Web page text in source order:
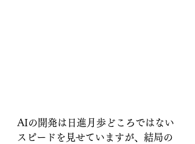
AIの開発は日進月歩どころではない
スピードを見せていますが、結局の